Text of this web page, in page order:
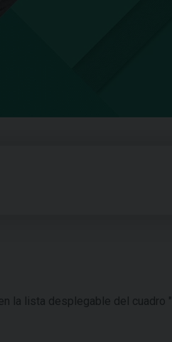
la lista desplegable del cuadro "